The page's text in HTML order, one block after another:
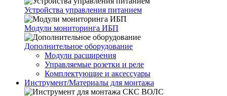
Устройства управления питанием
Модули мониторинга ИБП
Дополнительное оборудование
Модули расширения
Управляемые розетки и реле
Комплектующие и аксессуары
Инструмент/Материалы для монтажа